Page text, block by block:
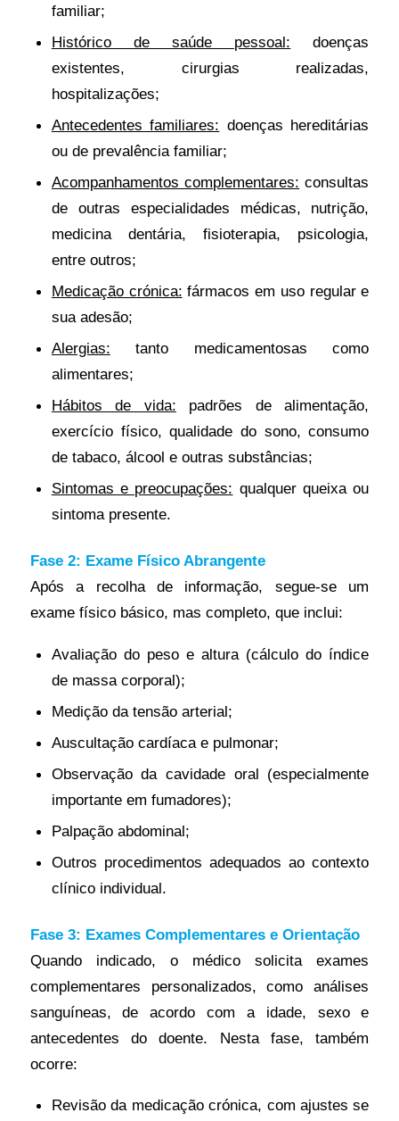
familiar;
Histórico de saúde pessoal: doenças
existentes, cirurgias realizadas,
hospitalizações;
Antecedentes familiares: doenças hereditárias
ou de prevalência familiar;
Acompanhamentos complementares: consultas
de outras especialidades médicas, nutrição,
medicina dentária, fisioterapia, psicologia,
entre outros;
Medicação crónica: fármacos em uso regular e
sua adesão;
Alergias: tanto medicamentosas como
alimentares;
Hábitos de vida: padrões de alimentação,
exercício físico, qualidade do sono, consumo
de tabaco, álcool e outras substâncias;
Sintomas e preocupações: qualquer queixa ou
sintoma presente.
Fase 2: Exame Físico Abrangente
Após a recolha de informação, segue-se um
exame físico básico, mas completo, que inclui:
Avaliação do peso e altura (cálculo do índice
de massa corporal);
Medição da tensão arterial;
Auscultação cardíaca e pulmonar;
Observação da cavidade oral (especialmente
importante em fumadores);
Palpação abdominal;
Outros procedimentos adequados ao contexto
clínico individual.
Fase 3: Exames Complementares e Orientação
Quando indicado, o médico solicita exames
complementares personalizados, como análises
sanguíneas, de acordo com a idade, sexo e
antecedentes do doente. Nesta fase, também
ocorre:
Revisão da medicação crónica, com ajustes se